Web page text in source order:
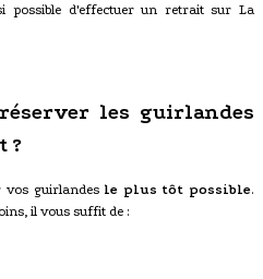
possible d'effectuer un retrait sur La
les guirlandes
?
vos guirlandes le plus tôt possible.
il vous suffit de :